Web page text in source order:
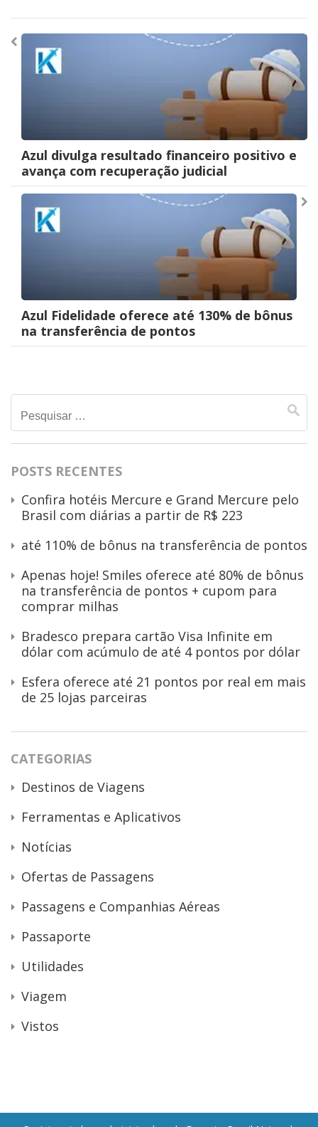
Navegação
Post
Azul divulga resultado financeiro positivo e
avança com recuperação judicial
Azul Fidelidade oferece até 130% de bônus
na transferência de pontos
Pesquisar
por:
POSTS RECENTES
Confira hotéis Mercure e Grand Mercure pelo
Brasil com diárias a partir de R$ 223
até 110% de bônus na transferência de pontos
Apenas hoje! Smiles oferece até 80% de bônus
na transferência de pontos + cupom para
comprar milhas
Bradesco prepara cartão Visa Infinite em
dólar com acúmulo de até 4 pontos por dólar
Esfera oferece até 21 pontos por real em mais
de 25 lojas parceiras
CATEGORIAS
Destinos de Viagens
Ferramentas e Aplicativos
Notícias
Ofertas de Passagens
Passagens e Companhias Aéreas
Passaporte
Utilidades
Viagem
Vistos